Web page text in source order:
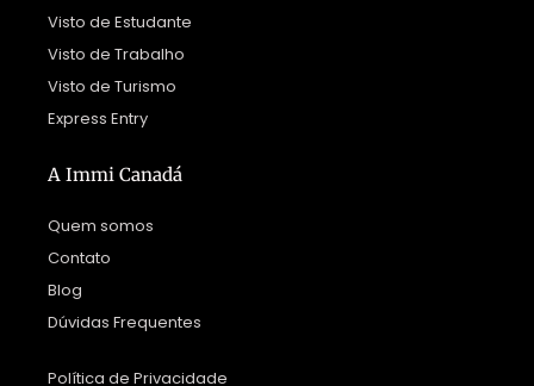
Visto de Estudante
Visto de Trabalho
Visto de Turismo
Express Entry
A Immi Canadá
Quem somos
Contato
Blog
Dúvidas Frequentes
Política de Privacidade